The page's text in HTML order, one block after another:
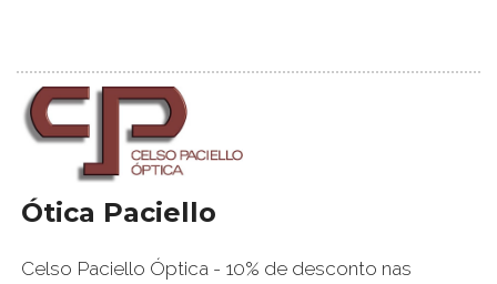
Ótica Paciello
Celso Paciello Óptica - 10% de desconto nas